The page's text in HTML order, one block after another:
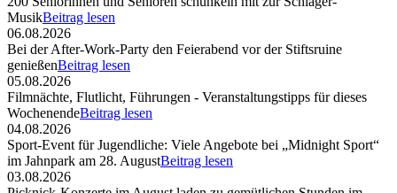
MusikBeitrag lesen
06.08.2026
Bei der After-Work-Party den Feierabend vor der Stiftsruine
genießenBeitrag lesen
05.08.2026
Filmnächte, Flutlicht, Führungen - Veranstaltungstipps für dieses
WochenendeBeitrag lesen
04.08.2026
Sport-Event für Jugendliche: Viele Angebote bei „Midnight Sport“
im Jahnpark am 28. AugustBeitrag lesen
03.08.2026